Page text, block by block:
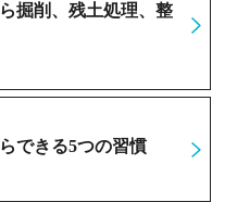
掘削、残土処理、整
できる5つの習慣